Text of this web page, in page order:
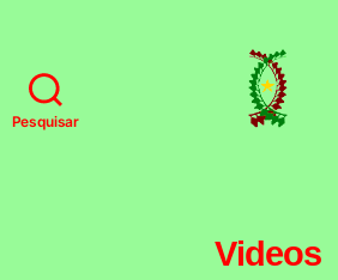
Pesquisar
Videos